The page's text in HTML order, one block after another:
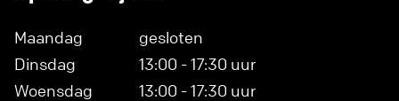
Maandag
gesloten
Dinsdag
13:00 - 17:30 uur
Woensdag
13:00 - 17:30 uur